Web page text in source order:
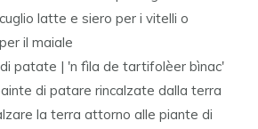
latte e siero per i vitelli o
il maiale
patate | 'n fìla de tartifolèer bìnac'
di patare rincalzate dalla terra
la terra attorno alle piante di